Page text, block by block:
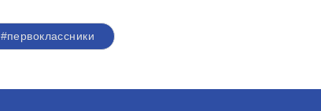
#первоклассники